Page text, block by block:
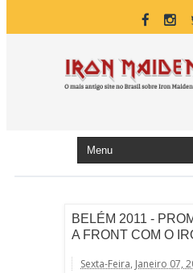
BELÉM 2011 -
A FRONT COM O
Sexta-Feira, Janeiro 07,